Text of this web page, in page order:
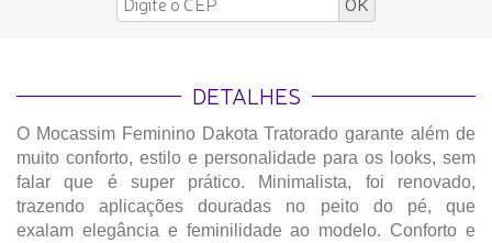
DETALHES
O Mocassim Feminino Dakota Tratorado garante além de
muito conforto, estilo e personalidade para os looks, sem
falar que é super prático. Minimalista, foi renovado,
trazendo aplicações douradas no peito do pé, que
exalam elegância e feminilidade ao modelo. Conforto e